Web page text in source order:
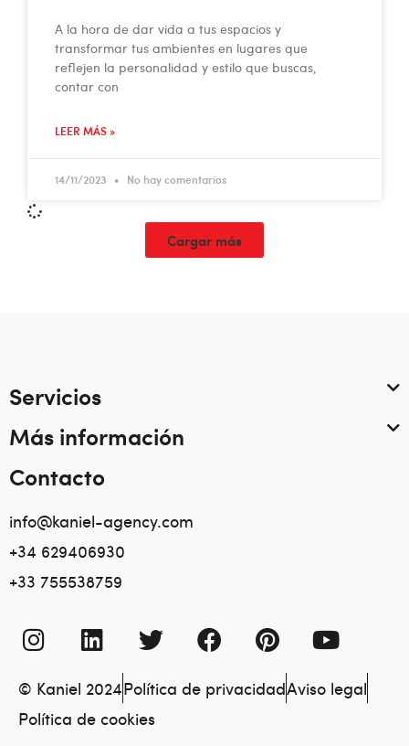
A la hora de dar vida a tus espacios y
transformar tus ambientes en lugares que
reflejen la personalidad y estilo que buscas,
contar con
LEER MÁS »
14/11/2023 No hay comentarios
Cargar más
Servicios
Más información
Contacto
info@kaniel-agency.com
+34 629406930
+33 755538759
© Kaniel 2024Política de privacidadAviso legal
Política de cookies